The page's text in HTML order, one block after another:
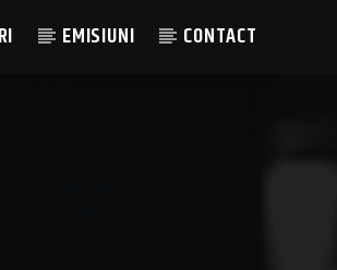
EMISIUNI CONTACT